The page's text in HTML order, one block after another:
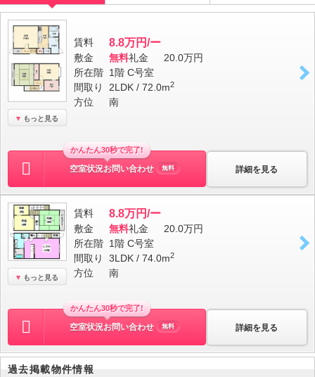
もっと見る
賃料 8.8万円/ー
敷金 無料礼金
20.0万円
所在階 1階 C号室
間取り
2LDK / 72.0m2
方位 南
詳細を見る
かんたん30秒で完了!
空室状況お問い合わせ 無料
もっと見る
賃料 8.8万円/ー
敷金 無料礼金
20.0万円
所在階 1階 C号室
間取り
3LDK / 74.0m2
方位 南
詳細を見る
かんたん30秒で完了!
空室状況お問い合わせ 無料
過去掲載物件情報